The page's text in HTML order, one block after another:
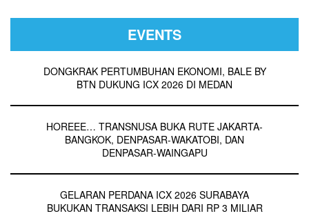
EVENTS
DONGKRAK PERTUMBUHAN EKONOMI, BALE BY
BTN DUKUNG ICX 2026 DI MEDAN
HOREEE… TRANSNUSA BUKA RUTE JAKARTA-
BANGKOK, DENPASAR-WAKATOBI, DAN
DENPASAR-WAINGAPU
GELARAN PERDANA ICX 2026 SURABAYA
BUKUKAN TRANSAKSI LEBIH DARI RP 3 MILIAR